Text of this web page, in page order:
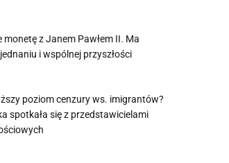
z Janem Pawłem II. Ma
i wspólnej przyszłości
poziom cenzury ws. imigrantów?
spotkała się z przedstawicielami